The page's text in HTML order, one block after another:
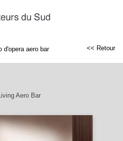
d'opera aero bar << Retour
Aero Bar